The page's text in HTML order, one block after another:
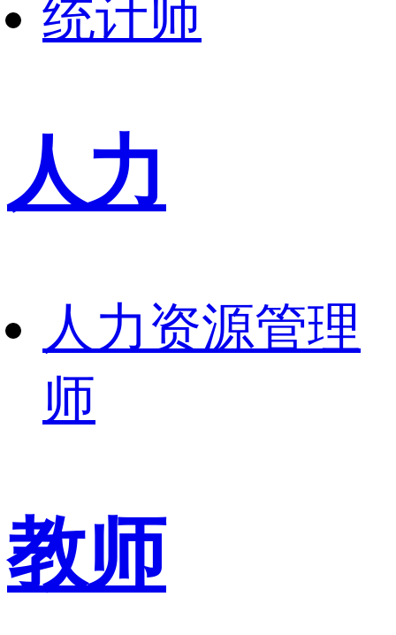
统计师
人力
人力资源管理
师
教师